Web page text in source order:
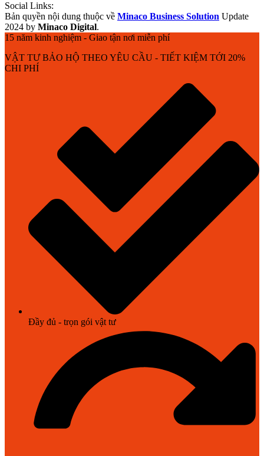
Social Links:
Bản quyền nội dung thuộc về Minaco Business Solution Update
2024 by Minaco Digital.
15 năm kinh nghiệm - Giao tận nơi miễn phí
VẬT TƯ BẢO HỘ THEO YÊU CẦU - TIẾT KIỆM TỚI 20%
CHI PHÍ
Đầy đủ - trọn gói vật tư